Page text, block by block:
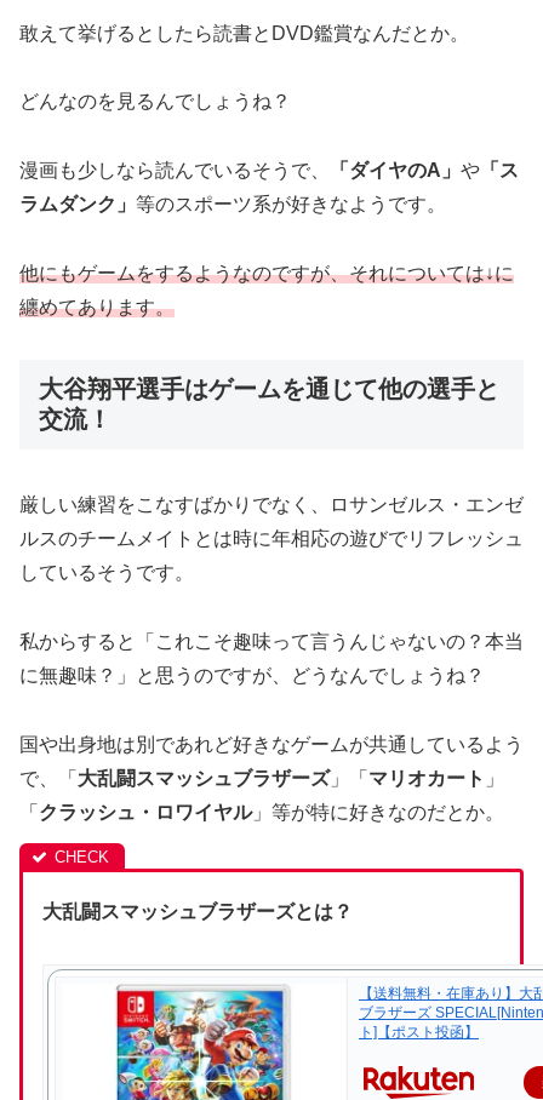
敢えて挙げるとしたら読書とDVD鑑賞なんだとか。
どんなのを見るんでしょうね？
漫画も少しなら読んでいるそうで、 「ダイヤのA」 や 「ス
ラムダンク」 等のスポーツ系が好きなようです。
他にもゲームをするようなのですが、それについては↓に
纏めてあります。
大谷翔平選手はゲームを通じて他の選手と
交流！
厳しい練習をこなすばかりでなく、ロサンゼルス・エンゼ
ルスのチームメイトとは時に年相応の遊びでリフレッシュ
しているそうです。
私からすると「これこそ趣味って言うんじゃないの？本当
に無趣味？」と思うのですが、どうなんでしょうね？
国や出身地は別であれど好きなゲームが共通しているよう
で、「 大乱闘スマッシュブラザーズ」「 マリオカート 」
「 クラッシュ・ロワイヤル」等が特に好きなのだとか。
大乱闘スマッシュブラザーズとは？
【送料無料・在庫あり】大
ブラザーズ
ト]【ポスト投函】